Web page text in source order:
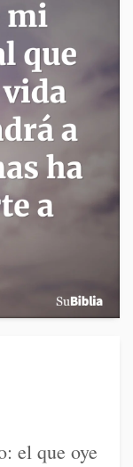
el que oye